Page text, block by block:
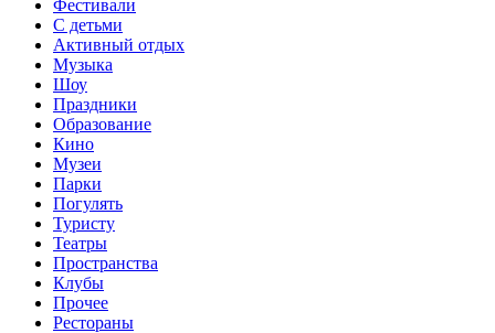
Фестивали
С детьми
Активный отдых
Музыка
Шоу
Праздники
Образование
Кино
Музеи
Парки
Погулять
Туристу
Театры
Пространства
Клубы
Прочее
Рестораны